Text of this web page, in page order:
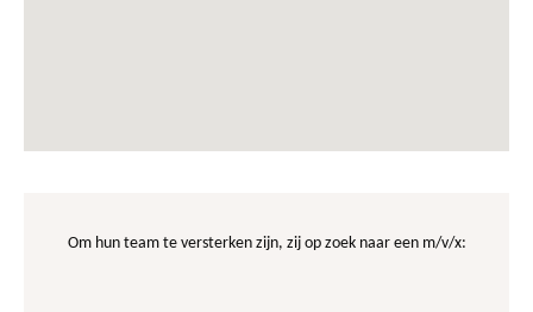
Om hun team te versterken zijn, zij op zoek naar een m/v/x: